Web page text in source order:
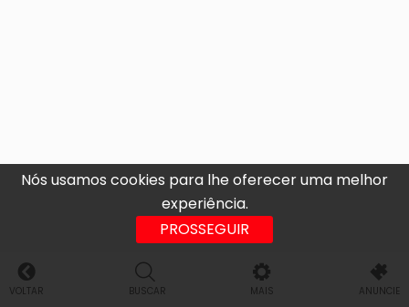
Nós usamos cookies para lhe oferecer uma melhor
experiência.
PROSSEGUIR
VOLTAR BUSCAR MAIS ANUNCIE